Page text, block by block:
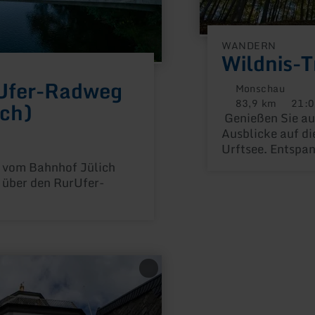
Radweg
Bahnhof Jülich
den RurUfer-
WANDERN
Wildnis-
Monschau
Distanz:
83,9 km Dauer:
Genießen Sie
Ausblicke auf
Urftsee.